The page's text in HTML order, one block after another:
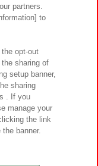
ティ方針と検証結果
質問・お問い合わせ
Inc.
partners.
to
opt-out
sharing of
setup banner,
sharing
. If you
manage your
the link
banner.